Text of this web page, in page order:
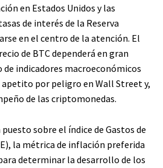
en Estados Unidos y las
de interés de la Reserva
en el centro de la atención. El
de BTC dependerá en gran
de indicadores macroeconómicos
por peligro en Wall Street y,
de las criptomonedas.
sobre el índice de Gastos de
la métrica de inflación preferida
determinar la desarrollo de los